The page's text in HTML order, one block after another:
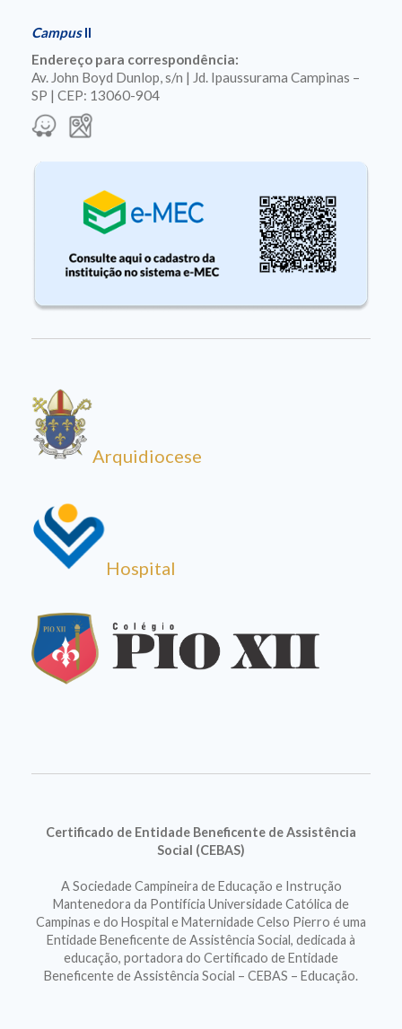
CampusII
Endereço para correspondência:
Av. John Boyd Dunlop, s/n | Jd. Ipaussurama Campinas –
SP | CEP: 13060-904
Arquidiocese
Hospital
Certificado de Entidade Beneficente de Assistência
Social (CEBAS)
A Sociedade Campineira de Educação e Instrução
Mantenedora da Pontifícia Universidade Católica de
Campinas e do Hospital e Maternidade Celso Pierro é uma
Entidade Beneficente de Assistência Social, dedicada à
educação, portadora do Certificado de Entidade
Beneficente de Assistência Social – CEBAS – Educação.